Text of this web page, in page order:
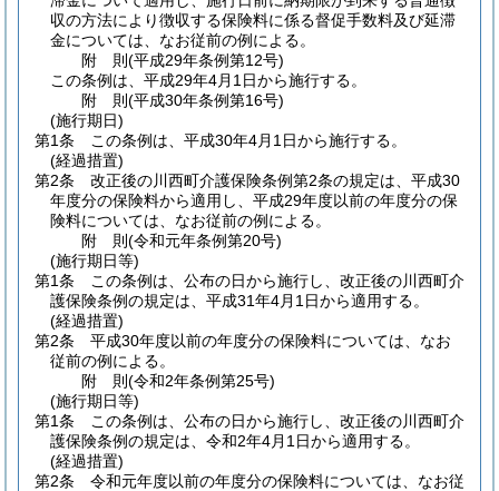
収の方法により徴収する保険料に係る督促手数料及び延滞
金については、なお従前の例による。
附 則(平成29年条例第12号)
この条例は、平成29年4月1日から施行する。
附 則(平成30年条例第16号)
(施行期日)
第1条
この条例は、平成30年4月1日から施行する。
(経過措置)
第2条
改正後の川西町介護保険条例第2条の規定は、平成30
年度分の保険料から適用し、平成29年度以前の年度分の保
険料については、なお従前の例による。
附 則(令和元年条例第20号)
(施行期日等)
第1条
この条例は、公布の日から施行し、改正後の川西町介
護保険条例の規定は、平成31年4月1日から適用する。
(経過措置)
第2条
平成30年度以前の年度分の保険料については、なお
従前の例による。
附 則(令和2年条例第25号)
(施行期日等)
第1条
この条例は、公布の日から施行し、改正後の川西町介
護保険条例の規定は、令和2年4月1日から適用する。
(経過措置)
第2条
令和元年度以前の年度分の保険料については、なお従